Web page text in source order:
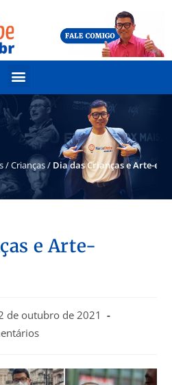
/Crianças/ Dia das Crianças e Arte-
e Arte-
de outubro de 2021